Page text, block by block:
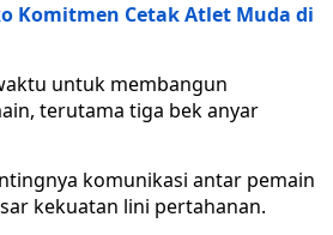
Komitmen Cetak Atlet Muda di
untuk membangun
terutama tiga bek anyar
komunikasi antar pemain
kekuatan lini pertahanan.